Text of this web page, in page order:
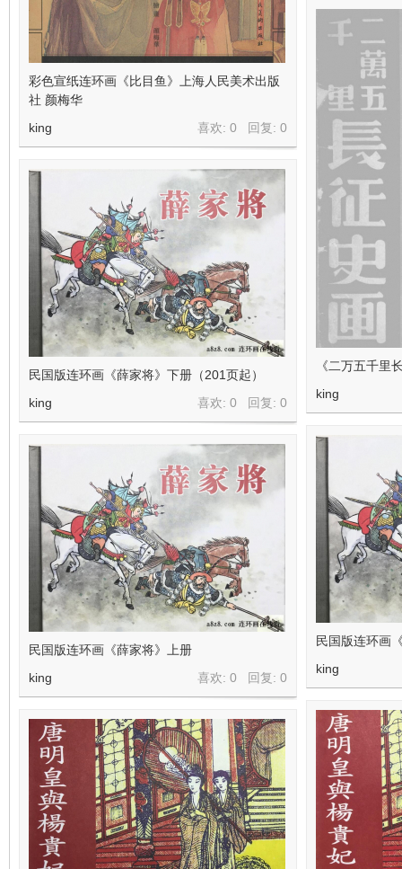
彩色宣纸连环画《比目鱼》上海人民美术出版
社 颜梅华
喜欢: 0 回复: 0
king
《二万五千里
king
民国版连环画《薛家将》下册（201页起）
喜欢: 0 回复: 0
king
民国版连环画
king
民国版连环画《薛家将》上册
喜欢: 0 回复: 0
king